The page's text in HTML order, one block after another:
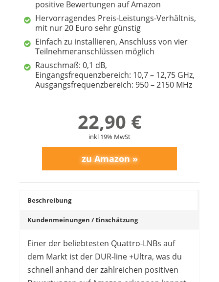
HB-DIGITAL
15,69 €*
positive Bewertungen auf Amazon
Hervorragendes Preis-Leistungs-Verhältnis,
mit nur 20 Euro sehr günstig
Einfach zu installieren, Anschluss von vier
Teilnehmeranschlüssen möglich
Rauschmaß: 0,1 dB,
Eingangsfrequenzbereich: 10,7 – 12,75 GHz,
Ausgangsfrequenzbereich: 950 – 2150 MHz
22,90 €
inkl 19% MwSt
Beschreibung
Kundenmeinungen / Einschätzung
Einer der beliebtesten Quattro-LNBs auf
dem Markt ist der DUR-line +Ultra, was du
schnell anhand der zahlreichen positiven